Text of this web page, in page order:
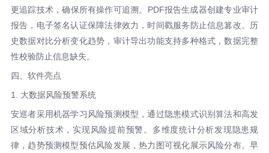
更追踪技术，确保所有操作可追溯。PDF报告生成器创建专业审计
报告，电子签名认证保障法律效力，时间戳服务防止信息篡改。历
史数据对比分析变化趋势，审计导出功能支持多种格式，数据完整
性校验防止信息缺失。
四、软件亮点
1. 大数据风险预警系统
安巡者采用机器学习风险预测模型，通过隐患模式识别算法和高发
区域分析技术，实现风险提前预警。多维度统计分析发现隐患规
律，趋势预测模型预估风险发展，热力图可视化展示风险分布。早